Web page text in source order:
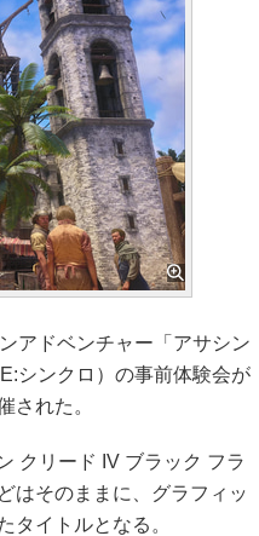
アドベンチャー「アサシン
シンクロ）の事前体験会が
された。
クリード IV ブラック フラ
はそのままに、グラフィッ
タイトルとなる。